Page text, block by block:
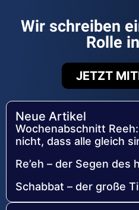
Wir schreiben
Rolle
JETZT
Neue Artikel
Wochenabschnitt
nicht, dass alle gleich
Re’eh – der Segen des
Schabbat – der große